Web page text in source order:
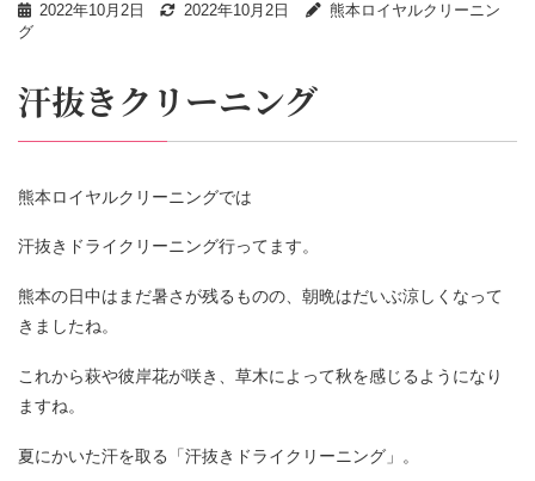
2022年10月2日 2022年10月2日
熊本ロイヤルクリーニン
グ
汗抜きクリーニング
熊本ロイヤルクリーニングでは
汗抜きドライクリーニング行ってます。
熊本の日中はまだ暑さが残るものの、朝晩はだいぶ涼しくなって
きましたね。
これから萩や彼岸花が咲き、草木によって秋を感じるようになり
ますね。
夏にかいた汗を取る「汗抜きドライクリーニング」。